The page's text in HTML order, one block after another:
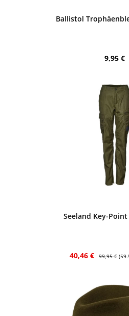
Ballistol
9,95 €
Seeland Key-
Verkaufspreis:
40,46 € Regulärer
99,95 €